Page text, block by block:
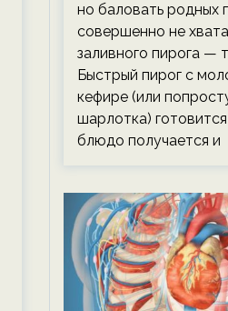
но баловать родных
совершенно не
заливного пирога —
Быстрый пирог с
кефире (или
шарлотка)
блюдо получается и